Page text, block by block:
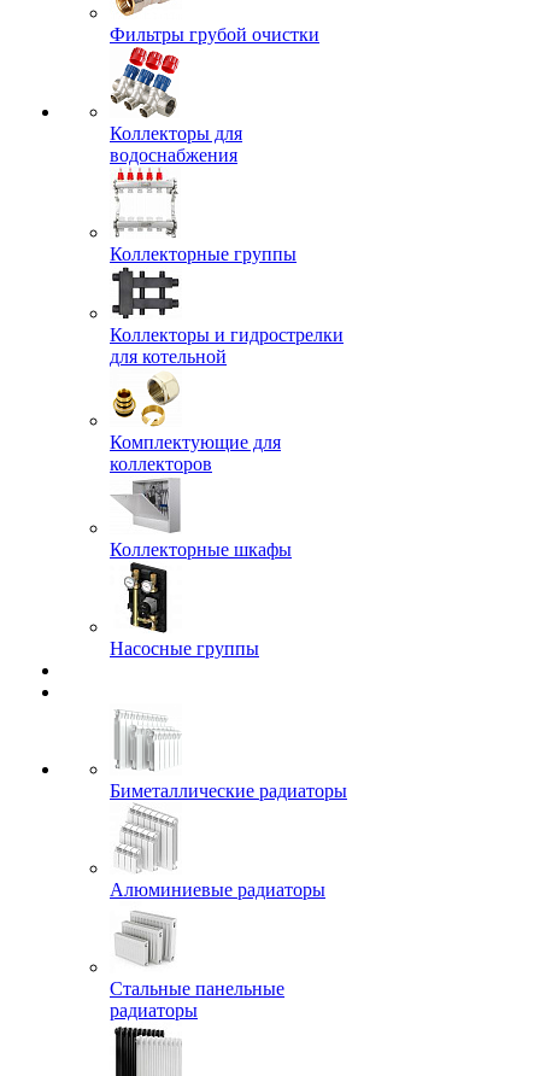
Фильтры грубой очистки
Коллекторы для
водоснабжения
Коллекторные группы
Коллекторы и гидрострелки
для котельной
Комплектующие для
коллекторов
Коллекторные шкафы
Насосные группы
Биметаллические радиаторы
Алюминиевые радиаторы
Стальные панельные
радиаторы